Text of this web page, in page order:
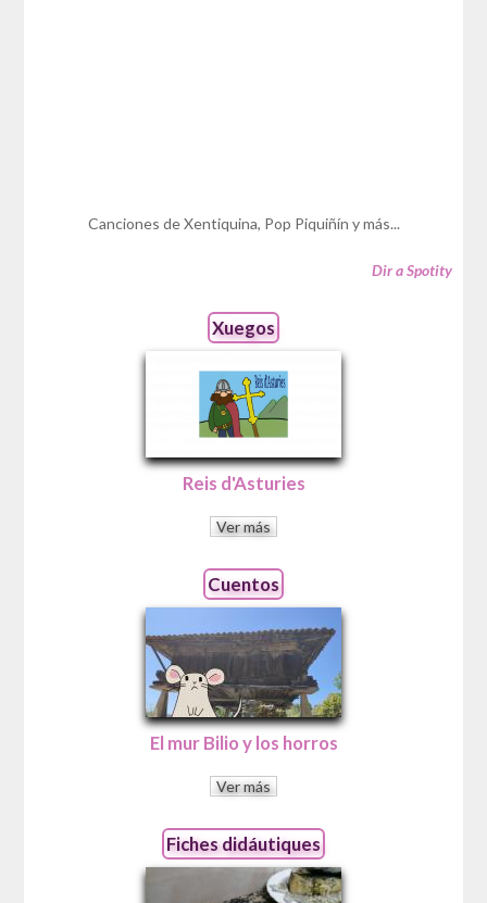
Canciones de Xentiquina, Pop Piquiñín y más...
Dir a Spotity
Xuegos
Reis d'Asturies
Ver más
Cuentos
El mur Bilio y los horros
Ver más
Fiches didáutiques